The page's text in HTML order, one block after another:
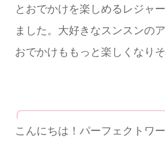
とおでかけを楽しめるレジャ
ました。大好きなスンスンの
おでかけももっと楽しくなりそ
こんにちは！パーフェクトワ